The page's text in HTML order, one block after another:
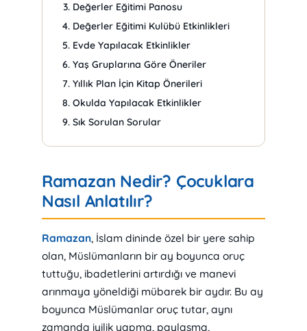
Değerler Eğitimi Panosu
Değerler Eğitimi Kulübü Etkinlikleri
Evde Yapılacak Etkinlikler
Yaş Gruplarına Göre Öneriler
Yıllık Plan İçin Kitap Önerileri
Okulda Yapılacak Etkinlikler
Sık Sorulan Sorular
Ramazan Nedir? Çocuklara
Nasıl Anlatılır?
Ramazan, İslam dininde özel bir yere sahip
olan, Müslümanların bir ay boyunca oruç
tuttuğu, ibadetlerini artırdığı ve manevi
arınmaya yöneldiği mübarek bir aydır. Bu ay
boyunca Müslümanlar oruç tutar, aynı
zamanda iyilik yapma, paylaşma,